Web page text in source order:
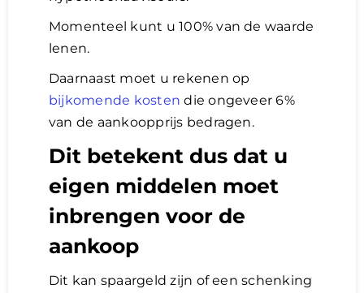
Momenteel kunt u 100% van de waarde
lenen.
Daarnaast moet u rekenen op
bijkomende kosten die ongeveer 6%
van de aankoopprijs bedragen.
Dit betekent dus dat u
eigen middelen moet
inbrengen voor de
aankoop
Dit kan spaargeld zijn of een schenking